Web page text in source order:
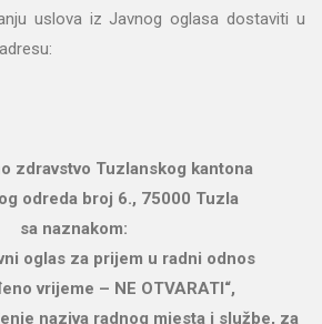
uslova iz Javnog oglasa dostaviti u
zdravstvo Tuzlanskog kantona
odreda broj 6., 75000 Tuzla
sa naznakom:
oglas za prijem u radni odnos
vrijeme – NE OTVARATI“,
naziva radnog mjesta i službe, za